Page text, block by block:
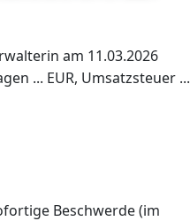
am 11.03.2026
... EUR, Umsatzsteuer ...
Beschwerde (im